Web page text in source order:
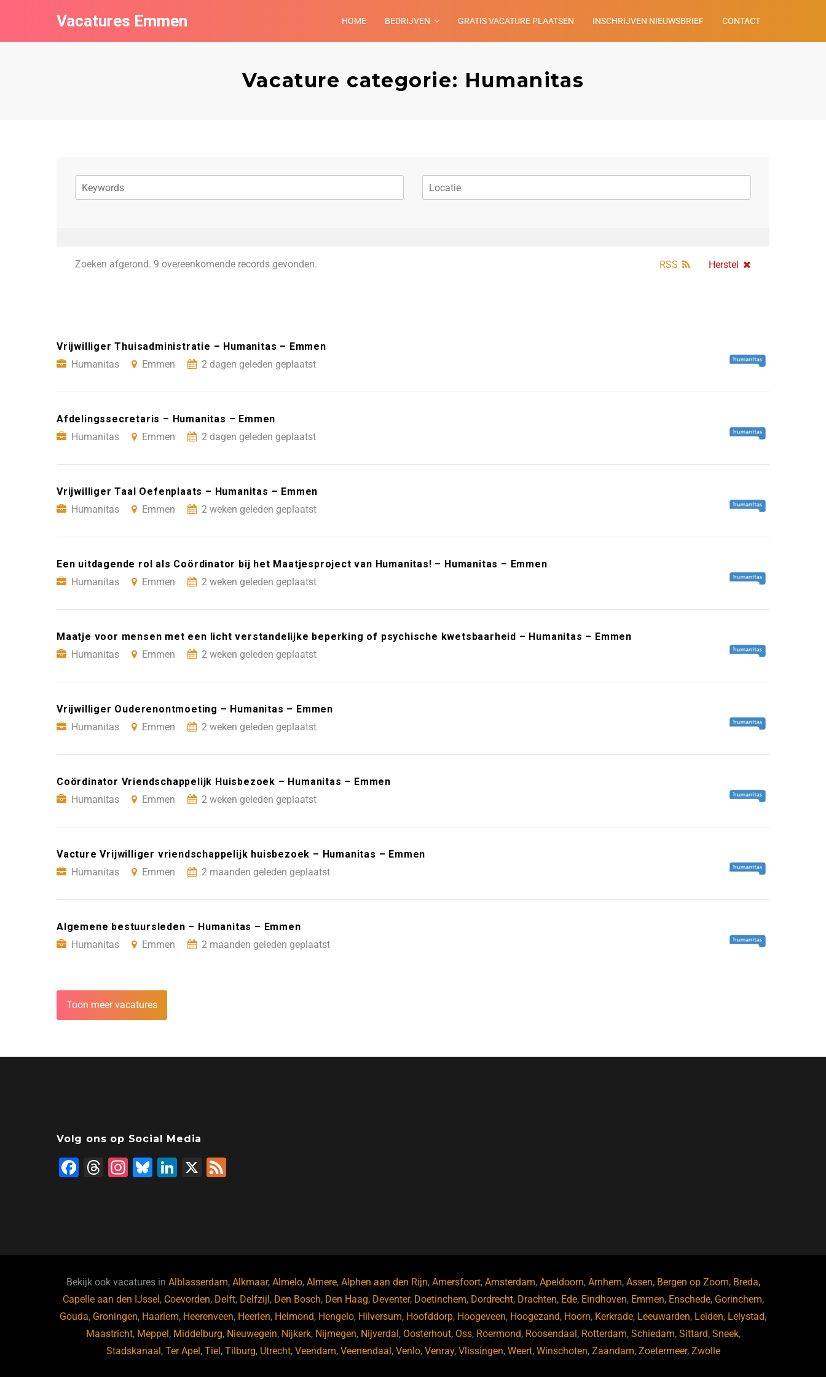
Vacatures Emmen HOME BEDRIJVEN GRATIS VACATURE PLAATSEN INSCHRIJVEN NIEUWSBRIEF CONTACT
Vacature categorie: Humanitas
Zoeken afgerond. 9 overeenkomende records gevonden. Herstel
RSS
Vrijwilliger Thuisadministratie – Humanitas – Emmen
Humanitas
Emmen 2 dagen geleden geplaatst
Afdelingssecretaris – Humanitas – Emmen
Humanitas
Emmen 2 dagen geleden geplaatst
Vrijwilliger Taal Oefenplaats – Humanitas – Emmen
Humanitas
Emmen 2 weken geleden geplaatst
Een uitdagende rol als Coördinator bij het Maatjesproject van Humanitas! – Humanitas – Emmen
Humanitas
Emmen 2 weken geleden geplaatst
Maatje voor mensen met een licht verstandelijke beperking of psychische kwetsbaarheid – Humanitas – Emmen
Humanitas
Emmen 2 weken geleden geplaatst
Vrijwilliger Ouderenontmoeting – Humanitas – Emmen
Humanitas
Emmen 2 weken geleden geplaatst
Coördinator Vriendschappelijk Huisbezoek – Humanitas – Emmen
Humanitas
Emmen 2 weken geleden geplaatst
Vacture Vrijwilliger vriendschappelijk huisbezoek – Humanitas – Emmen
Humanitas
Emmen 2 maanden geleden geplaatst
Algemene bestuursleden – Humanitas – Emmen
Humanitas
Emmen 2 maanden geleden geplaatst
Toon meer vacatures
Volg ons op Social Media
F
o
k
T
In Bl
Li
X
Bekijk ook vacatures in Alblasserdam, Alkmaar, Almelo, Almere, Alphen aan den Rijn, Amersfoort, Amsterdam, Apeldoorn, Arnhem, Assen, Bergen op Zoom, Breda,
Capelle aan den IJssel , Coevorden, Delft, Delfzijl , Den Bosch, Den Haag, Deventer, Doetinchem, Dordrecht, Drachten, Ede, Eindhoven, Emmen, Enschede, Gorinchem,
Gouda, Groningen, Haarlem, Heerenveen, Heerlen, Helmond, Hengelo, Hilversum, Hoofddorp, Hoogeveen, Hoogezand, Hoorn, Kerkrade, Leeuwarden, Leiden, Lelystad,
Maastricht, Meppel , Middelburg, Nieuwegein, Nijkerk, Nijmegen, Nijverdal , Oosterhout, Oss, Roermond, Roosendaal , Rotterdam, Schiedam, Sittard, Sneek,
Stadskanaal , Ter Apel , Tiel , Tilburg, Utrecht, Veendam, Veenendaal , Venlo, Venray, Vlissingen, Weert, Winschoten, Zaandam, Zoetermeer, Zwolle